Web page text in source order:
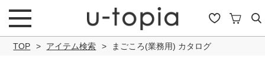
TOP アイテム検索 まごころ(業務用) カタログ